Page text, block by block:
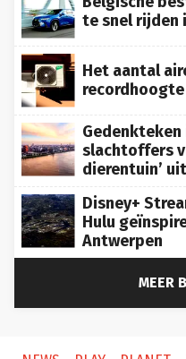
te snel rijden
slachtoffers
dierentuin’
Hulu
Antwerpen